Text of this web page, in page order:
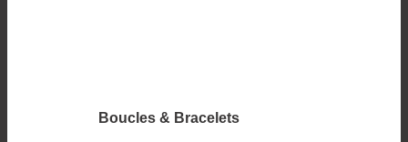
Boucles & Bracelets